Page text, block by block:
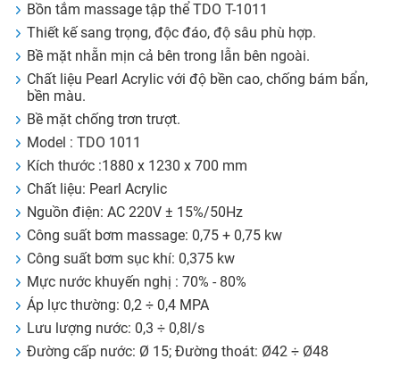
Bồn tắm massage tập thể TDO T-1011
Thiết kế sang trọng, độc đáo, độ sâu phù hợp.
Bề mặt nhẵn mịn cả bên trong lẫn bên ngoài.
Chất liệu Pearl Acrylic với độ bền cao, chống bám bẩn,
bền màu.
Bề mặt chống trơn trượt.
Model : TDO 1011
Kích thước :1880 x 1230 x 700 mm
Chất liệu: Pearl Acrylic
Nguồn điện: AC 220V ± 15%/50Hz
Công suất bơm massage: 0,75 + 0,75 kw
Công suất bơm sục khí: 0,375 kw
Mực nước khuyến nghị : 70% - 80%
Áp lực thường: 0,2 ÷ 0,4 MPA
Lưu lượng nước: 0,3 ÷ 0,8l/s
Đường cấp nước: Ø 15; Đường thoát: Ø42 ÷ Ø48